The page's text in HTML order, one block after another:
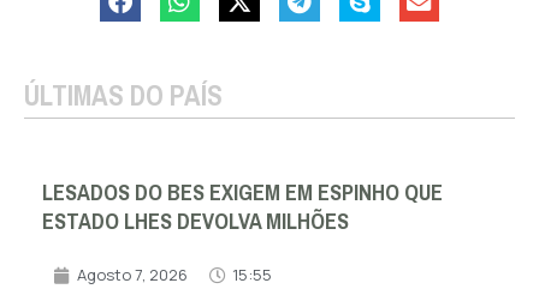
ÚLTIMAS DO PAÍS
LESADOS DO BES EXIGEM EM ESPINHO QUE
ESTADO LHES DEVOLVA MILHÕES
Agosto 7, 2026 15:55